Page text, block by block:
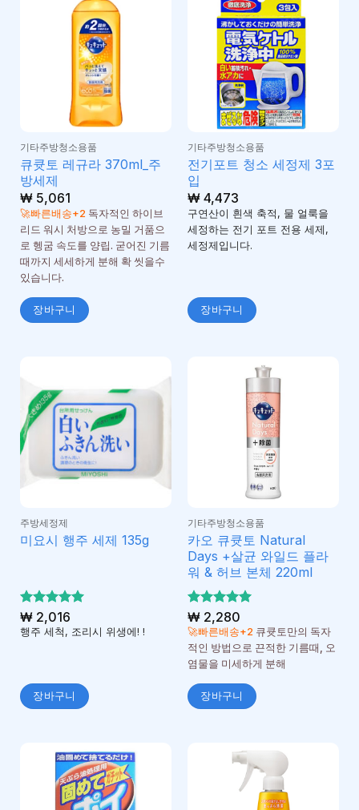
기타주방청소용품
큐큣토 레규라 370ml_주
방세제
₩5,061
🚀빠른배송+2 독자적인 하이브
리드 워시 처방으로 농밀 거품으
로 헹굼 속도를 양립. 굳어진 기름
때까지 세세하게 분해 확 씻을수
있습니다.
장바구니
기타주방청소용품
전기포트 청소 세정제 3포
입
₩4,473
구연산이 흰색 축적, 물 얼룩을
세정하는 전기 포트 전용 세제,
세정제입니다.
장바구니
주방세정제
미요시 행주 세제 135g
5 중에서
5로 평가
₩2,016
행주 세척, 조리시 위생에! !
장바구니
기타주방청소용품
카오 큐큣토 Natural
Days +살균 와일드 플라
워 & 허브 본체 220ml
5 중에서
5로 평가
됨
₩2,280
🚀빠른배송+2큐큣토만의 독자
적인 방법으로 끈적한 기름때, 오
염물을 미세하게 분해
장바구니